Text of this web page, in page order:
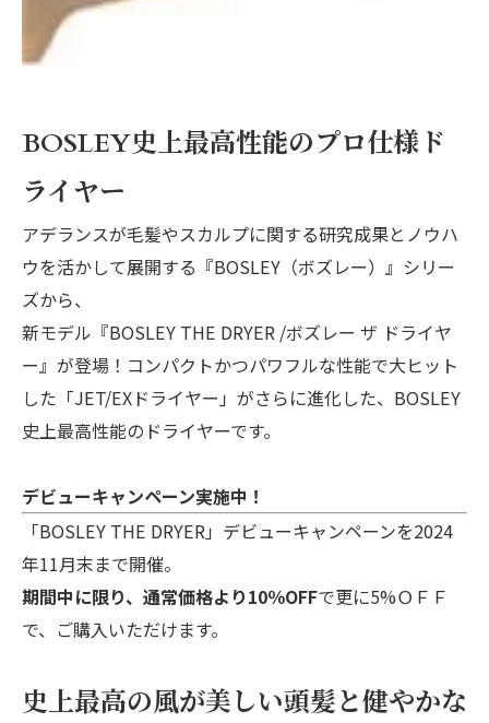
BOSLEY史上最高性能のプロ仕様ド
ライヤー
アデランスが毛髪やスカルプに関する研究成果とノウハ
ウを活かして展開する『BOSLEY（ボズレー）』シリー
ズから、
新モデル『BOSLEY THE DRYER /ボズレー ザ ドライヤ
ー』が登場！コンパクトかつパワフルな性能で大ヒット
した「JET/EXドライヤー」がさらに進化した、BOSLEY
史上最高性能のドライヤーです。
デビューキャンペーン実施中！
「BOSLEY THE DRYER」デビューキャンペーンを2024
年11月末まで開催。
期間中に限り、通常価格より10％OFFで更に5%ＯＦＦ
で、ご購入いただけます。
史上最高の風が美しい頭髪と健やかな